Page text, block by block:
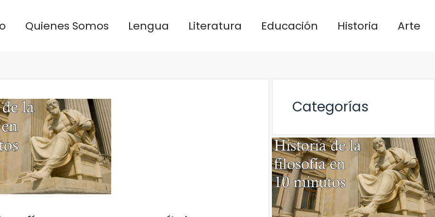
Quienes Somos Lengua Literatura Educación Historia Arte
Categorías